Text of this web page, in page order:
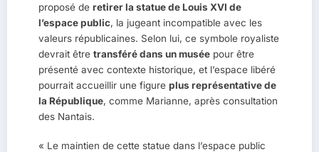
proposé de retirer la statue de Louis XVI de
l’espace public, la jugeant incompatible avec les
valeurs républicaines. Selon lui, ce symbole royaliste
devrait être transféré dans un musée pour être
présenté avec contexte historique, et l’espace libéré
pourrait accueillir une figure plus représentative de
la République, comme Marianne, après consultation
des Nantais.
« Le maintien de cette statue dans l’espace public